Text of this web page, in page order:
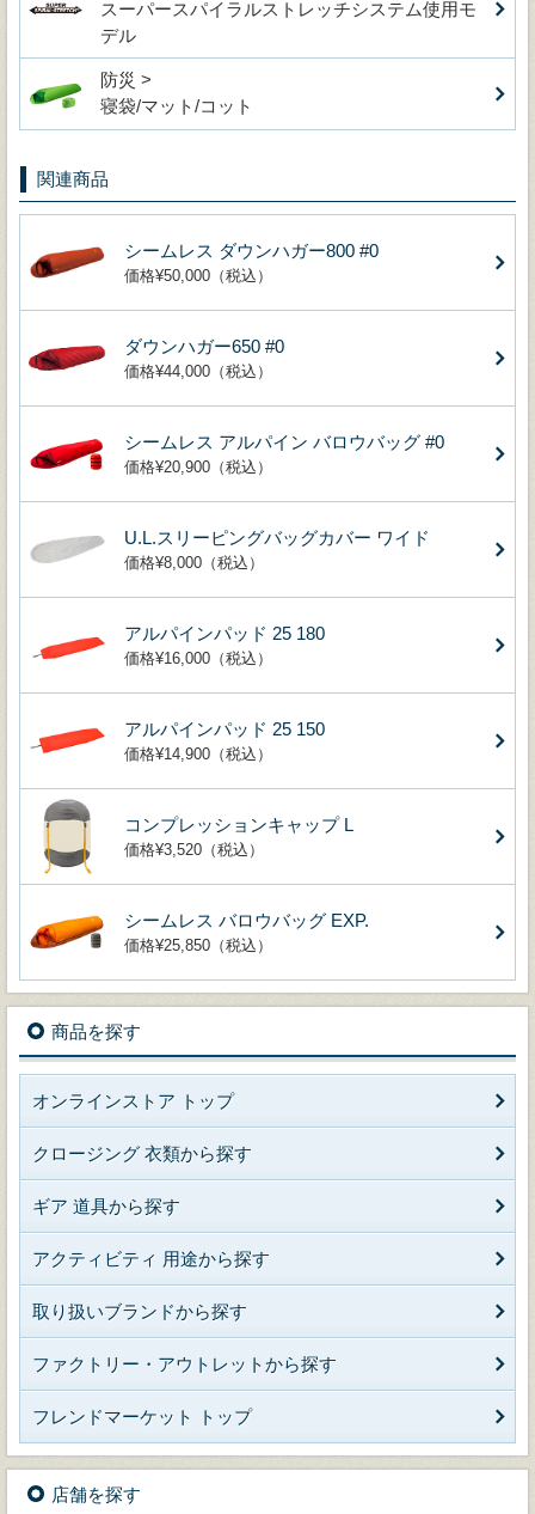
スーパースパイラルストレッチシステム使用モ
デル
防災 >
寝袋/マット/コット
関連商品
シームレス ダウンハガー800 #0
価格¥50,000（税込）
ダウンハガー650 #0
価格¥44,000（税込）
シームレス アルパイン バロウバッグ #0
価格¥20,900（税込）
U.L.スリーピングバッグカバー ワイド
価格¥8,000（税込）
アルパインパッド 25 180
価格¥16,000（税込）
アルパインパッド 25 150
価格¥14,900（税込）
コンプレッションキャップ L
価格¥3,520（税込）
シームレス バロウバッグ EXP.
価格¥25,850（税込）
商品を探す
オンラインストア トップ
クロージング 衣類から探す
ギア 道具から探す
アクティビティ 用途から探す
取り扱いブランドから探す
ファクトリー・アウトレットから探す
フレンドマーケット トップ
店舗を探す